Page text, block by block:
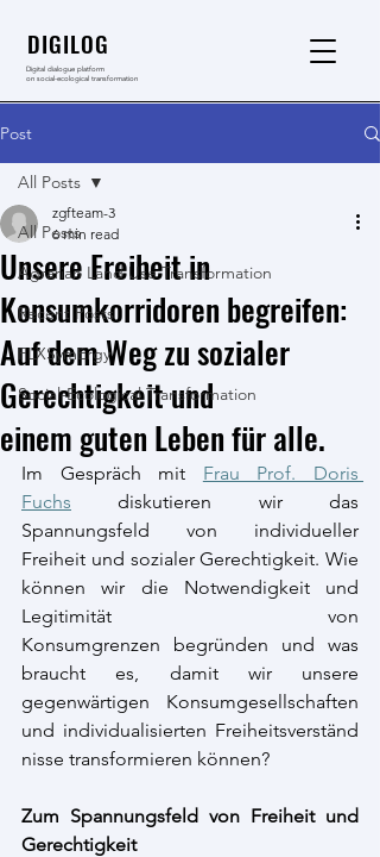
DIGILOG
Digital dialogue platform
on social-ecological transformation
Post
All Posts
Agrarian Land Use Transformation
Recent Posts
FLXSymErgy
Social-Ecological Transformation
All Posts
Unsere Freiheit in
Konsumkorridoren begreifen:
Auf dem Weg zu sozialer
Gerechtigkeit und
einem guten Leben für alle.
zgfteam-3
6 min read
Im Gespräch mit Frau Prof. Doris
Fuchs diskutieren wir das
Spannungsfeld von individueller
Freiheit und sozialer Gerechtigkeit. Wie
können wir die Notwendigkeit und
Legitimität von
Konsumgrenzen begründen und was
braucht es, damit wir unsere
gegenwärtigen Konsumgesellschaften
und individualisierten Freiheitsverständ
nisse transformieren können?
Zum Spannungsfeld von Freiheit und
Gerechtigkeit